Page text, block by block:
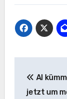
AI
jetzt um